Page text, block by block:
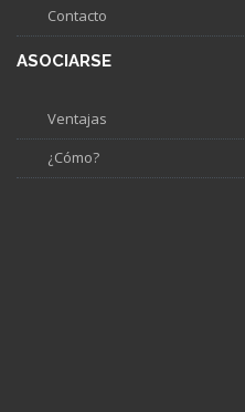
Contacto
ASOCIARSE
Ventajas
¿Cómo?